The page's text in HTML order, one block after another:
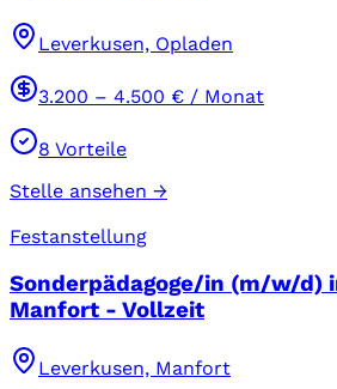
Leverkusen, Opladen
3.200 – 4.500 € / Monat
8 Vorteile
Stelle ansehen →
Festanstellung
Sonderpädagoge/in (m/w/d)
Manfort - Vollzeit
Leverkusen, Manfort